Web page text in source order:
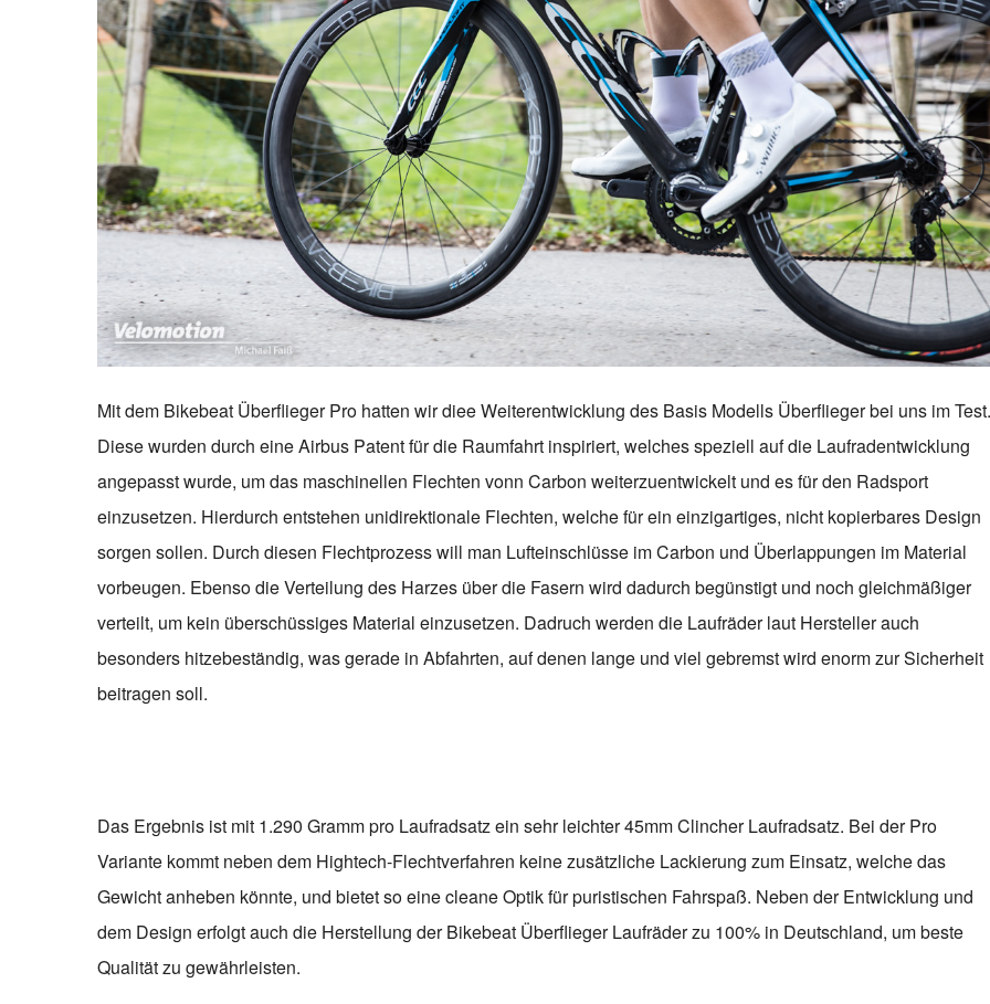
Mit dem Bikebeat Überflieger Pro hatten wir diee Weiterentwicklung des Basis Modells Überflieger bei uns im Test.
Diese wurden durch eine Airbus Patent für die Raumfahrt inspiriert, welches speziell auf die Laufradentwicklung
angepasst wurde, um das maschinellen Flechten vonn Carbon weiterzuentwickelt und es für den Radsport
einzusetzen. Hierdurch entstehen unidirektionale Flechten, welche für ein einzigartiges, nicht kopierbares Design
sorgen sollen. Durch diesen Flechtprozess will man Lufteinschlüsse im Carbon und Überlappungen im Material
vorbeugen. Ebenso die Verteilung des Harzes über die Fasern wird dadurch begünstigt und noch gleichmäßiger
verteilt, um kein überschüssiges Material einzusetzen. Dadruch werden die Laufräder laut Hersteller auch
besonders hitzebeständig, was gerade in Abfahrten, auf denen lange und viel gebremst wird enorm zur Sicherheit
beitragen soll.
Das Ergebnis ist mit 1.290 Gramm pro Laufradsatz ein sehr leichter 45mm Clincher Laufradsatz. Bei der Pro
Variante kommt neben dem Hightech-Flechtverfahren keine zusätzliche Lackierung zum Einsatz, welche das
Gewicht anheben könnte, und bietet so eine cleane Optik für puristischen Fahrspaß. Neben der Entwicklung und
dem Design erfolgt auch die Herstellung der Bikebeat Überflieger Laufräder zu 100% in Deutschland, um beste
Qualität zu gewährleisten.